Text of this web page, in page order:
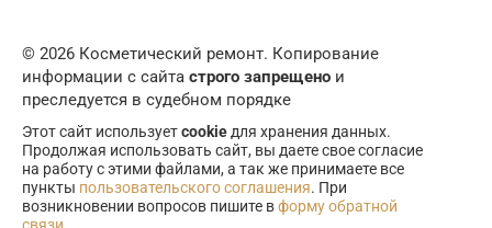
© 2026 Косметический ремонт. Копирование
информации с сайта строго запрещено и
преследуется в судебном порядке
Этот сайт используетcookie для хранения данных.
Продолжая использовать сайт, вы даете свое согласие
на работу с этими файлами, а так же принимаете все
пункты пользовательского соглашения. При
возникновении вопросов пишите вформу обратной